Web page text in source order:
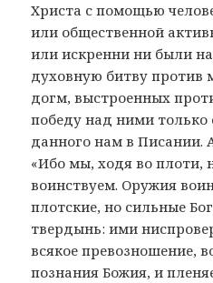
Христа с помощью
или общественной
или искренни ни были
духовную битву против
догм, выстроенных
победу над ними
данного нам в Писании.
«Ибо мы, ходя во плоти,
воинствуем. Оружия
плотские, но сильные
твердынь: ими
всякое превозношение,
познания Божия, и